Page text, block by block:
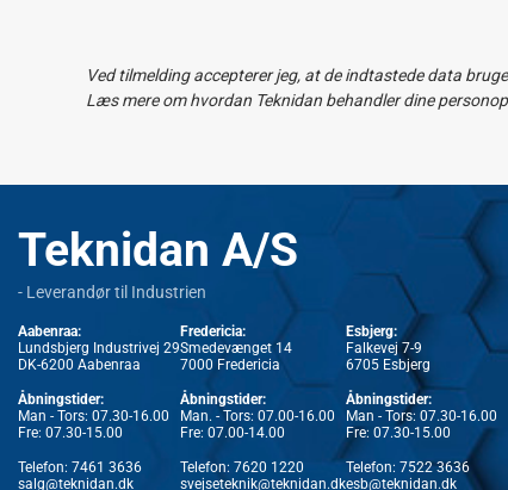
Ved tilmelding accepterer jeg, at de indtastede data
Læs mere om hvordan Teknidan behandler dine
Teknidan A/S
- Leverandør til Industrien
Aabenraa:
Lundsbjerg Industrivej 29
DK-6200 Aabenraa
Åbningstider:
Man - Tors: 07.30-16.00
Fre: 07.30-15.00
Telefon: 7461 3636
salg@teknidan.dk
Fredericia:
Smedevænget 14
7000 Fredericia
Åbningstider:
Man. - Tors: 07.00-16.00
Fre: 07.00-14.00
Telefon: 7620 1220
svejseteknik@teknidan.dk
Esbjerg:
Falkevej 7-9
6705 Esbjerg
Åbningstider:
Man - Tors: 07.30-16.00
Fre: 07.30-15.00
Telefon: 7522 3636
esb@teknidan.dk